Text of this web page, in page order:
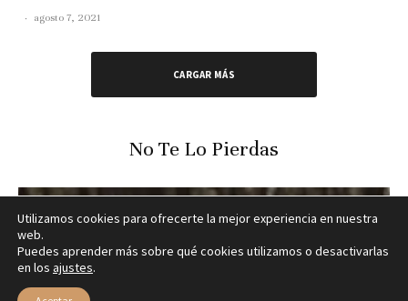
· agosto 7, 2021
CARGAR MÁS
No Te Lo Pierdas
Utilizamos cookies para ofrecerte la mejor experiencia en nuestra
web.
Puedes aprender más sobre qué cookies utilizamos o desactivarlas
en los ajustes.